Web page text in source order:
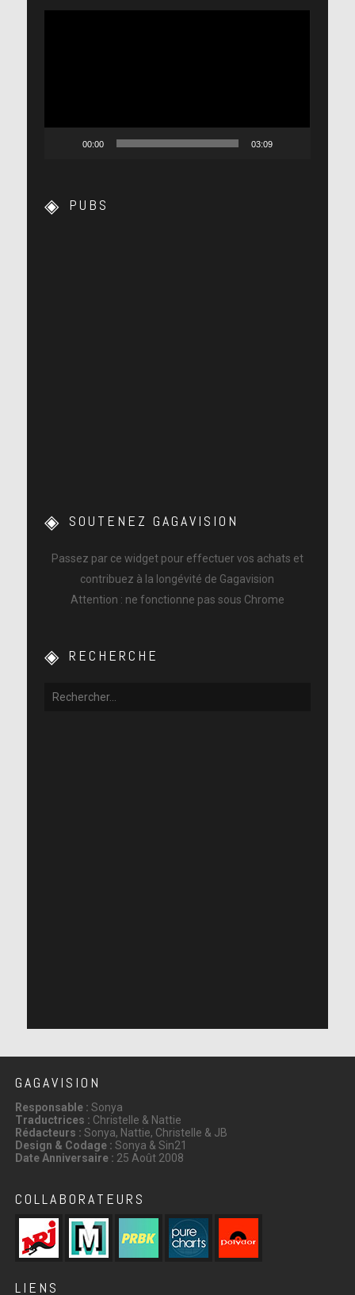
00:00 03:09
PUBS
SOUTENEZ GAGAVISION
Passez par ce widget pour effectuer vos achats et
contribuez à la longévité de Gagavision
Attention : ne fonctionne pas sous Chrome
RECHERCHE
GAGAVISION
Responsable : Sonya
Traductrices : Christelle & Nattie
Rédacteurs : Sonya, Nattie, Christelle & JB
Design & Codage : Sonya & Sin21
Date Anniversaire : 25 Août 2008
COLLABORATEURS
LIENS